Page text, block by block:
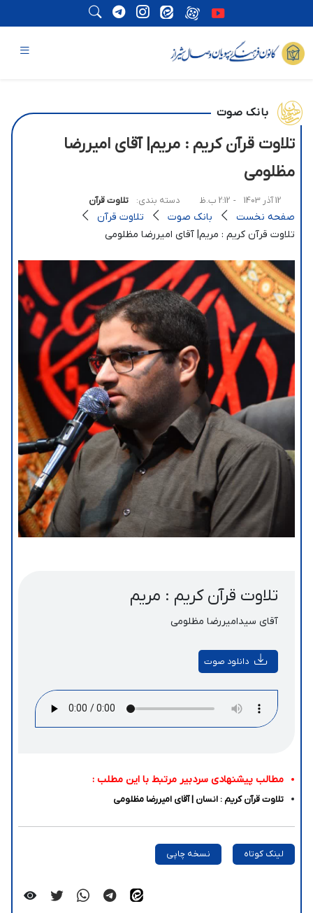
بانک صوت
تلاوت قرآن کریم : مریم| آقای امیررضا
مظلومی
12 آذر 1403 - 2:12 ب.ظ دسته بندی: تلاوت قرآن
صفحه نخست بانک صوت
تلاوت قرآن
تلاوت قرآن کریم : مریم| آقای امیررضا مظلومی
تلاوت قرآن کریم : مریم
آقای سیدامیررضا مظلومی
دانلود صوت
مطالب پیشنهادی سردبیر مرتبط با این مطلب :
تلاوت قرآن کریم : انسان | آقای امیررضا مظلومی
لینک کوتاه نسخه چاپی